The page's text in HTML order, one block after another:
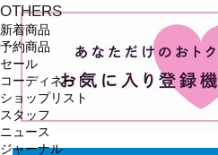
OTHERS
新着商品
予約商品
セール
コーディネート
ショップリスト
スタッフ
ニュース
ジャーナル